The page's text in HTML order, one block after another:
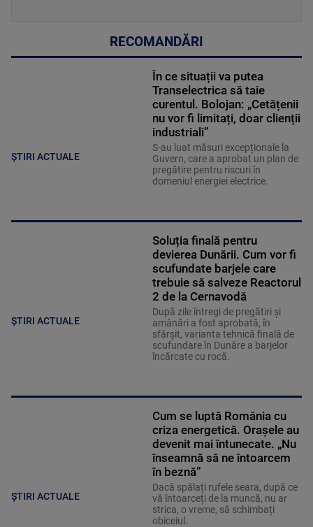
RECOMANDĂRI
ȘTIRI ACTUALE
În ce situații va putea
Transelectrica să taie
curentul. Bolojan: „Cetățenii
nu vor fi limitați, doar clienții
industriali”
S-au luat măsuri excepționale la
Guvern, care a aprobat un plan de
pregătire pentru riscuri în
domeniul energiei electrice.
ȘTIRI ACTUALE
Soluția finală pentru
devierea Dunării. Cum vor fi
scufundate barjele care
trebuie să salveze Reactorul
2 de la Cernavodă
După zile întregi de pregătiri și
amânări a fost aprobată, în
sfârșit, varianta tehnică finală de
scufundare în Dunăre a barjelor
încărcate cu rocă.
ȘTIRI ACTUALE
Cum se luptă România cu
criza energetică. Orașele au
devenit mai întunecate. „Nu
înseamnă să ne întoarcem
în beznă”
Dacă spălați rufele seara, după ce
vă întoarceți de la muncă, nu ar
strica, o vreme, să schimbați
obiceiul.